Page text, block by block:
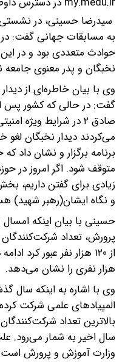
سیدرضا حسینی، در نشستی
به مسابقات جهانی گفت:
حوادث متعددی بود و در
نخبگان و پدر معنوی جامعه
گفت: در حالی که کشور پس
صادق ۲ در شرایط ویژه
می‌کردند دیدار نخبگان لغو
برنامه برگزار و نشان داد
متوقف شود. اگر امروز در
زیادی برای گفتن داریم،
و نگاه ایشان(رهبر شهید)
حسینی با بیان اینکه
پرورش، تعداد
هزار نفری را نشان می‌دهد.
المپیادهای علمی شرکت
سال اخیر به شمار
وزارت آموزش و پرورش